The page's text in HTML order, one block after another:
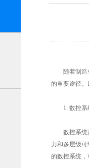
随着制造业
的重要途径。
1. 数控系
数控系统是
力和多层级
的数控系统，